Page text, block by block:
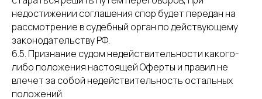
недостижении соглашения спор будет передан на
рассмотрение в судебный орган по действующему
законодательству РФ.
6.5. Признание судом недействительности какого-
либо положения настоящей Оферты и правил не
влечет за собой недействительность остальных
положений.